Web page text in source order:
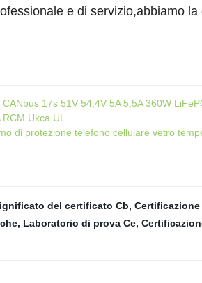
e di servizio,abbiamo
17s 51V 54,4V 5A 5,5A 360W
Ukca UL
di protezione telefono cellulare vetro
del certificato Cb, Certificazione
, Laboratorio di prova Ce,